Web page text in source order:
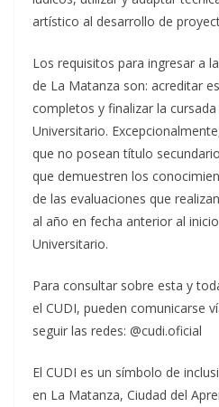
artístico al desarrollo de
Los requisitos para ingresar a
de La Matanza son: acreditar
completos y finalizar la
Universitario.
que no posean título
que demuestren los
de las evaluaciones que
al año en fecha anterior al
Universitario.
Para consultar sobre esta y
el CUDI, pueden comunicarse
seguir las redes: @cudi.oficial
El CUDI es un símbolo de
en La Matanza, Ciudad del